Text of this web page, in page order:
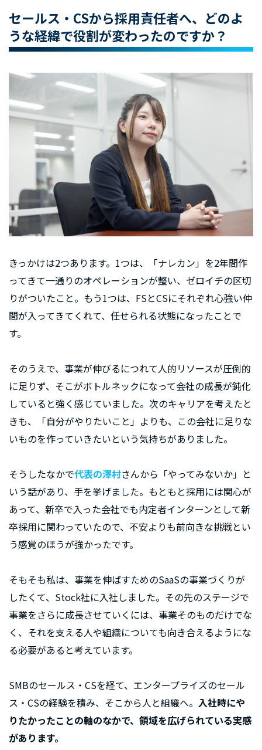
セールス・CSから採用責任者へ、どのよ
うな経緯で役割が変わったのですか？
きっかけは2つあります。1つは、「ナレカン」を2年間作
ってきて一通りのオペレーションが整い、ゼロイチの区切
りがついたこと。もう1つは、FSとCSにそれぞれ心強い仲
間が入ってきてくれて、任せられる状態になったことで
す。
そのうえで、事業が伸びるにつれて人的リソースが圧倒的
に足りず、そこがボトルネックになって会社の成長が鈍化
していると強く感じていました。次のキャリアを考えたと
きも、「自分がやりたいこと」よりも、この会社に足りな
いものを作っていきたいという気持ちがありました。
そうしたなかで代表の澤村さんから「やってみないか」と
いう話があり、手を挙げました。もともと採用には関心が
あって、新卒で入った会社でも内定者インターンとして新
卒採用に関わっていたので、不安よりも前向きな挑戦とい
う感覚のほうが強かったです。
そもそも私は、事業を伸ばすためのSaaSの事業づくりが
したくて、Stock社に入社しました。その先のステージで
事業をさらに成長させていくには、事業そのものだけでな
く、それを支える人や組織についても向き合えるようにな
る必要があると考えています。
SMBのセールス・CSを経て、エンタープライズのセール
ス・CSの経験を積み、そこから人と組織へ。 入社時にや
りたかったことの軸のなかで、領域を広げられている実感
があります。